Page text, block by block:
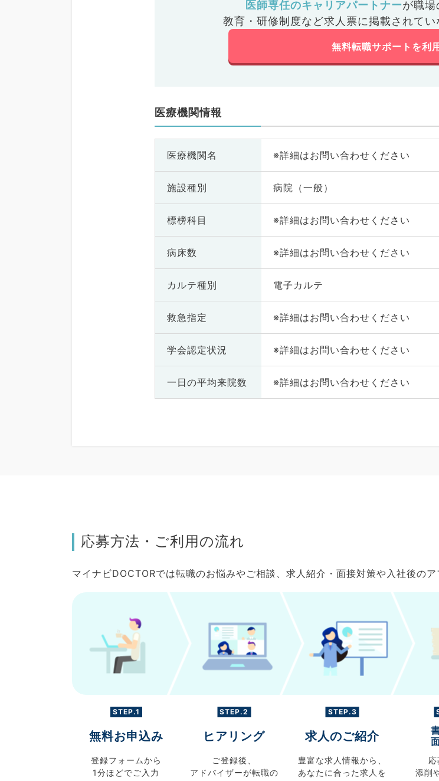
医師専任のキャリアパートナーが職場
教育・研修制度など求人票に掲載されてい
無料転職サポートを利
医療機関情報
医療機関名 ※詳細はお問い合わせください
施設種別 病院（一般）
標榜科目 ※詳細はお問い合わせください
病床数 ※詳細はお問い合わせください
カルテ種別 電子カルテ
救急指定 ※詳細はお問い合わせください
学会認定状況 ※詳細はお問い合わせください
一日の平均来院数 ※詳細はお問い合わせください
応募方法・ご利用の流れ
マイナビDOCTORでは転職のお悩みやご相談、求人紹介・面接対策や入社後の
STEP.1
無料お申込み
登録フォームから
1分ほどでご入力
STEP.2
ヒアリング
ご登録後、
アドバイザーが転職の
STEP.3
求人のご紹介
豊富な求人情報から、
あなたに合った求人を
添削